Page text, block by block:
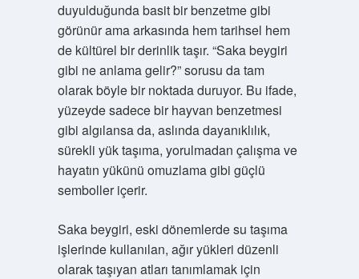
duyulduğunda basit bir benzetme gibi
görünür ama arkasında hem tarihsel hem
de kültürel bir derinlik taşır. “Saka beygiri
gibi ne anlama gelir?” sorusu da tam
olarak böyle bir noktada duruyor. Bu ifade,
yüzeyde sadece bir hayvan benzetmesi
gibi algılansa da, aslında dayanıklılık,
sürekli yük taşıma, yorulmadan çalışma ve
hayatın yükünü omuzlama gibi güçlü
semboller içerir.
Saka beygiri, eski dönemlerde su taşıma
işlerinde kullanılan, ağır yükleri düzenli
olarak taşıyan atları tanımlamak için